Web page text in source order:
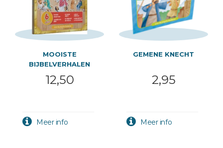
MOOISTE
BIJBELVERHALEN
NIEUWE TESTAMENT
12,50
GEMENE KNECHT
2,95